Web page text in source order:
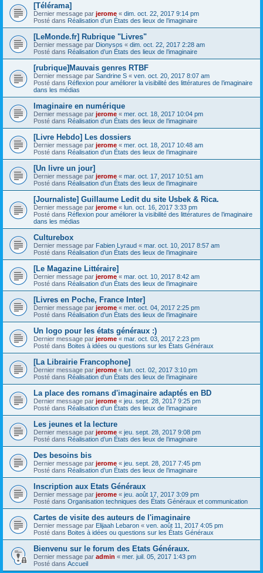
[Télérama]
Dernier message par jerome « dim. oct. 22, 2017 9:14 pm
Posté dans Réalisation d’un États des lieux de l’imaginaire
[LeMonde.fr] Rubrique "Livres"
Dernier message par Dionysos « dim. oct. 22, 2017 2:28 am
Posté dans Réalisation d’un États des lieux de l’imaginaire
[rubrique]Mauvais genres RTBF
Dernier message par Sandrine S « ven. oct. 20, 2017 8:07 am
Posté dans Réflexion pour améliorer la visibilité des littératures de l’imaginaire
dans les médias
Imaginaire en numérique
Dernier message par jerome « mer. oct. 18, 2017 10:04 pm
Posté dans Réalisation d’un États des lieux de l’imaginaire
[Livre Hebdo] Les dossiers
Dernier message par jerome « mer. oct. 18, 2017 10:48 am
Posté dans Réalisation d’un États des lieux de l’imaginaire
[Un livre un jour]
Dernier message par jerome « mar. oct. 17, 2017 10:51 am
Posté dans Réalisation d’un États des lieux de l’imaginaire
[Journaliste] Guillaume Ledit du site Usbek & Rica.
Dernier message par jerome « lun. oct. 16, 2017 3:33 pm
Posté dans Réflexion pour améliorer la visibilité des littératures de l’imaginaire
dans les médias
Culturebox
Dernier message par Fabien Lyraud « mar. oct. 10, 2017 8:57 am
Posté dans Réalisation d’un États des lieux de l’imaginaire
[Le Magazine Littéraire]
Dernier message par jerome « mar. oct. 10, 2017 8:42 am
Posté dans Réalisation d’un États des lieux de l’imaginaire
[Livres en Poche, France Inter]
Dernier message par jerome « mer. oct. 04, 2017 2:25 pm
Posté dans Réalisation d’un États des lieux de l’imaginaire
Un logo pour les états généraux :)
Dernier message par jerome « mar. oct. 03, 2017 2:23 pm
Posté dans Boites à idées ou questions sur les États Généraux
[La Librairie Francophone]
Dernier message par jerome « lun. oct. 02, 2017 3:10 pm
Posté dans Réalisation d’un États des lieux de l’imaginaire
La place des romans d'imaginaire adaptés en BD
Dernier message par jerome « jeu. sept. 28, 2017 9:25 pm
Posté dans Réalisation d’un États des lieux de l’imaginaire
Les jeunes et la lecture
Dernier message par jerome « jeu. sept. 28, 2017 9:08 pm
Posté dans Réalisation d’un États des lieux de l’imaginaire
Des besoins bis
Dernier message par jerome « jeu. sept. 28, 2017 7:45 pm
Posté dans Réalisation d’un États des lieux de l’imaginaire
Inscription aux Etats Généraux
Dernier message par jerome « jeu. août 17, 2017 3:09 pm
Posté dans Organisation techniques des États Généraux et communication
Cartes de visite des auteurs de l'imaginaire
Dernier message par Elijaah Lebaron « ven. août 11, 2017 4:05 pm
Posté dans Boites à idées ou questions sur les États Généraux
Bienvenu sur le forum des Etats Généraux.
Dernier message par admin « mer. juil. 05, 2017 1:43 pm
Posté dans Accueil